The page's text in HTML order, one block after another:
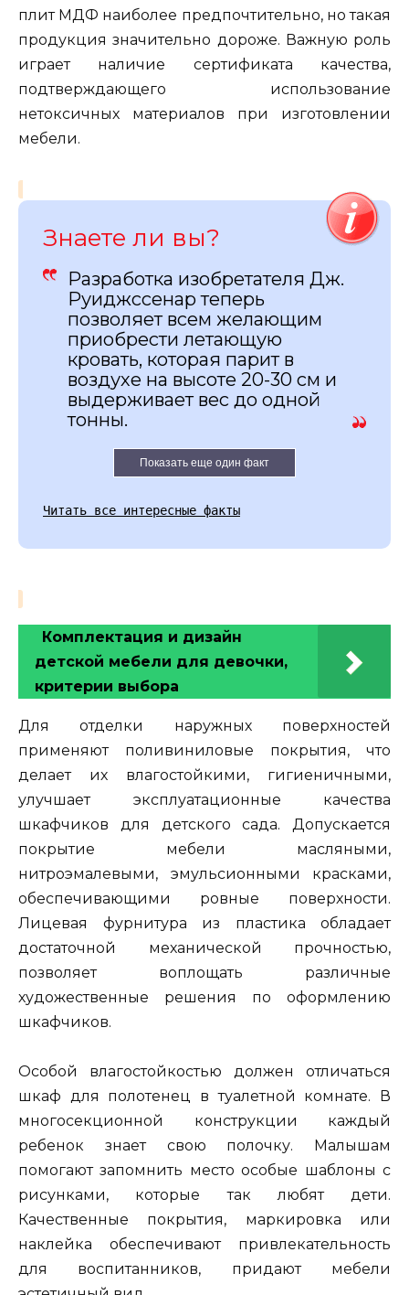
плит МДФ наиболее предпочтительно, но такая
продукция значительно дороже. Важную роль
играет наличие сертификата качества,
подтверждающего использование
нетоксичных материалов при изготовлении
мебели.
Знаете ли вы?
Разработка изобретателя Дж.
Руиджссенар теперь
позволяет всем желающим
приобрести летающую
кровать, которая парит в
воздухе на высоте 20-30 см и
выдерживает вес до одной
тонны.
Показать еще один факт
Читать все интересные факты
Комплектация и дизайн
детской мебели для девочки,
критерии выбора
Для отделки наружных поверхностей
применяют поливиниловые покрытия, что
делает их влагостойкими, гигиеничными,
улучшает эксплуатационные качества
шкафчиков для детского сада. Допускается
покрытие мебели масляными,
нитроэмалевыми, эмульсионными красками,
обеспечивающими ровные поверхности.
Лицевая фурнитура из пластика обладает
достаточной механической прочностью,
позволяет воплощать различные
художественные решения по оформлению
шкафчиков.
Особой влагостойкостью должен отличаться
шкаф для полотенец в туалетной комнате. В
многосекционной конструкции каждый
ребенок знает свою полочку. Малышам
помогают запомнить место особые шаблоны с
рисунками, которые так любят дети.
Качественные покрытия, маркировка или
наклейка обеспечивают привлекательность
для воспитанников, придают мебели